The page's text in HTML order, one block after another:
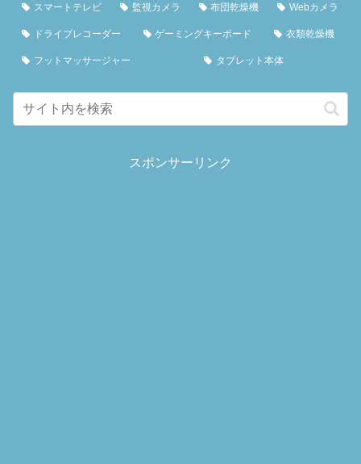
スマートテレビ 監視カメラ 布団乾燥機 Webカメラ
ドライブレコーダー ゲーミングキーボード 衣類乾燥機
フットマッサージャー タブレット本体
スポンサーリンク